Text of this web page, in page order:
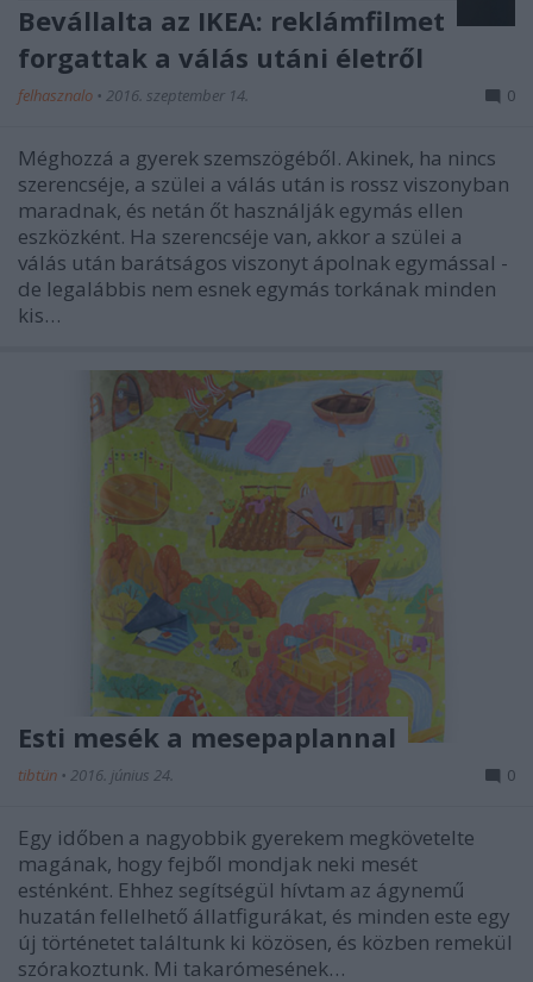
Bevállalta az IKEA: reklámfilmet
forgattak a válás utáni életről
felhasznalo • 2016. szeptember 14. 0
Méghozzá a gyerek szemszögéből. Akinek, ha nincs
szerencséje, a szülei a válás után is rossz viszonyban
maradnak, és netán őt használják egymás ellen
eszközként. Ha szerencséje van, akkor a szülei a
válás után barátságos viszonyt ápolnak egymással -
de legalábbis nem esnek egymás torkának minden
kis…
Esti mesék a mesepaplannal
tibtün • 2016. június 24. 0
Egy időben a nagyobbik gyerekem megkövetelte
magának, hogy fejből mondjak neki mesét
esténként. Ehhez segítségül hívtam az ágynemű
huzatán fellelhető állatfigurákat, és minden este egy
új történetet találtunk ki közösen, és közben remekül
szórakoztunk. Mi takarómesének…